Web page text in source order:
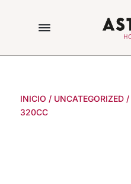
INICIO / UNCATEGORIZED/
320CC